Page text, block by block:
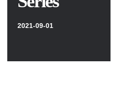
2021-09-01